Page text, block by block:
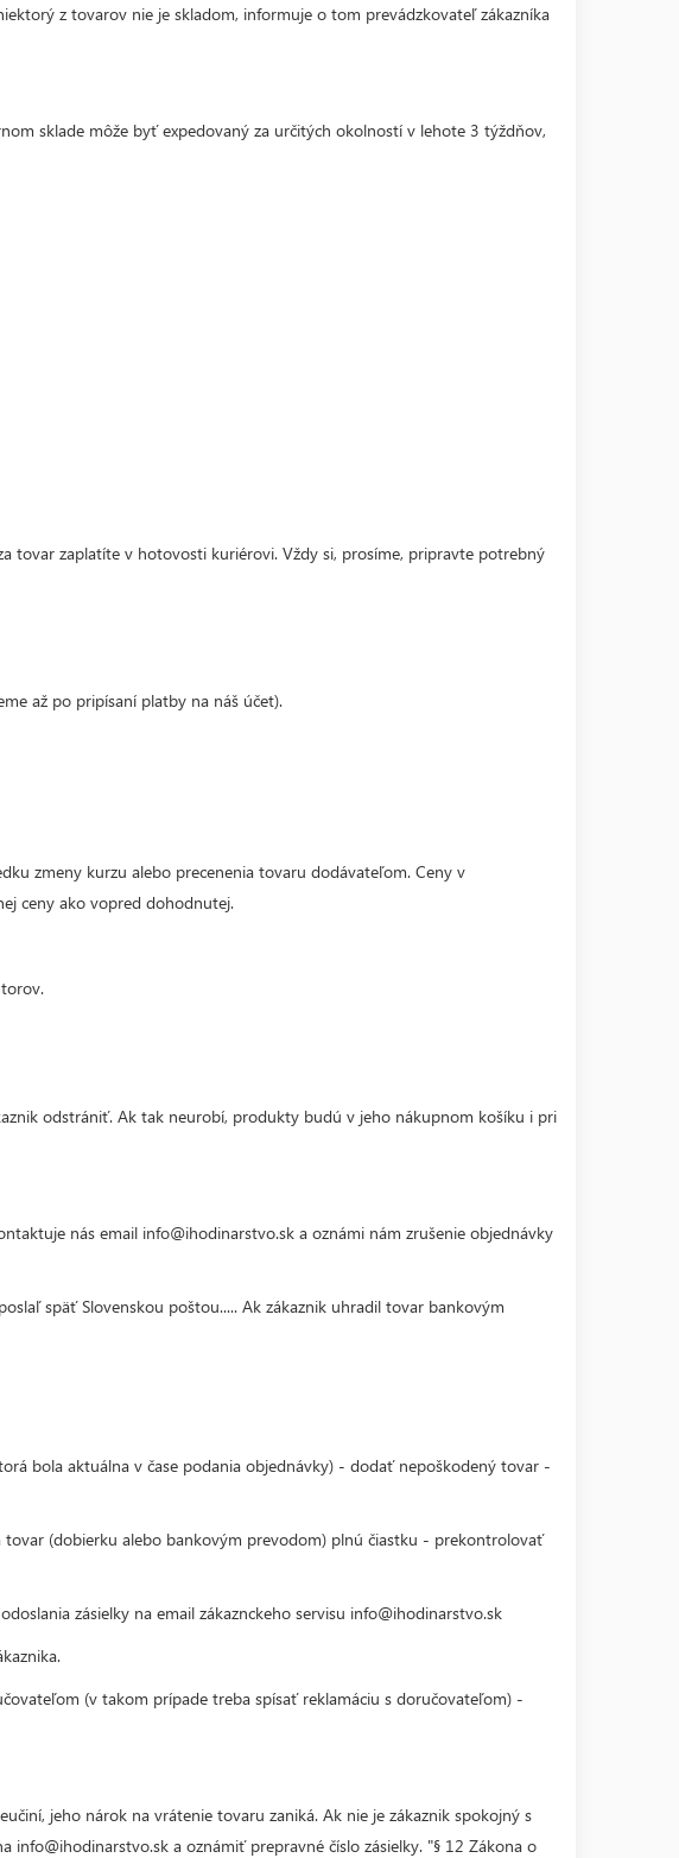
z tovarov nie je skladom, informuje o tom prevádzkovateľ zákazníka
sklade môže byť expedovaný za určitých okolností v lehote 3 týždňov,
tovar zaplatíte v hotovosti kuriérovi. Vždy si, prosíme, pripravte potrebný
až po pripísaní platby na náš účet).
zmeny kurzu alebo precenenia tovaru dodávateľom. Ceny v
ceny ako vopred dohodnutej.
odstrániť. Ak tak neurobí, produkty budú v jeho nákupnom košíku i pri
nás email info@ihodinarstvo.sk a oznámi nám zrušenie objednávky
späť Slovenskou poštou..... Ak zákaznik uhradil tovar bankovým
bola aktuálna v čase podania objednávky) - dodať nepoškodený tovar -
(dobierku alebo bankovým prevodom) plnú čiastku - prekontrolovať
zásielky na email zákaznckeho servisu info@ihodinarstvo.sk
(v takom prípade treba spísať reklamáciu s doručovateľom) -
jeho nárok na vrátenie tovaru zaniká. Ak nie je zákaznik spokojný s
a oznámiť prepravné číslo zásielky. "§ 12 Zákona o